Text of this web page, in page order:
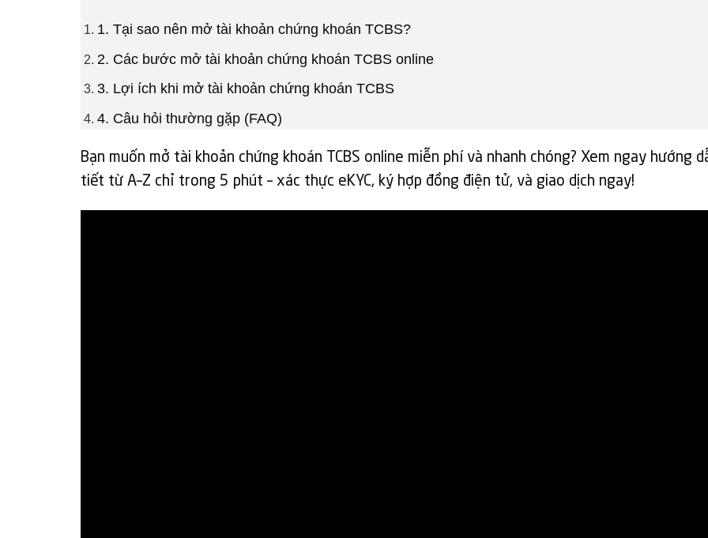
1. Tại sao nên mở tài khoản chứng khoán TCBS?
2. Các bước mở tài khoản chứng khoán TCBS online
3. Lợi ích khi mở tài khoản chứng khoán TCBS
4. Câu hỏi thường gặp (FAQ)
Bạn muốn mở tài khoản chứng khoán TCBS online miễn phí và nhanh chóng? Xem ngay hướng
tiết từ A–Z chỉ trong 5 phút – xác thực eKYC, ký hợp đồng điện tử, và giao dịch ngay!